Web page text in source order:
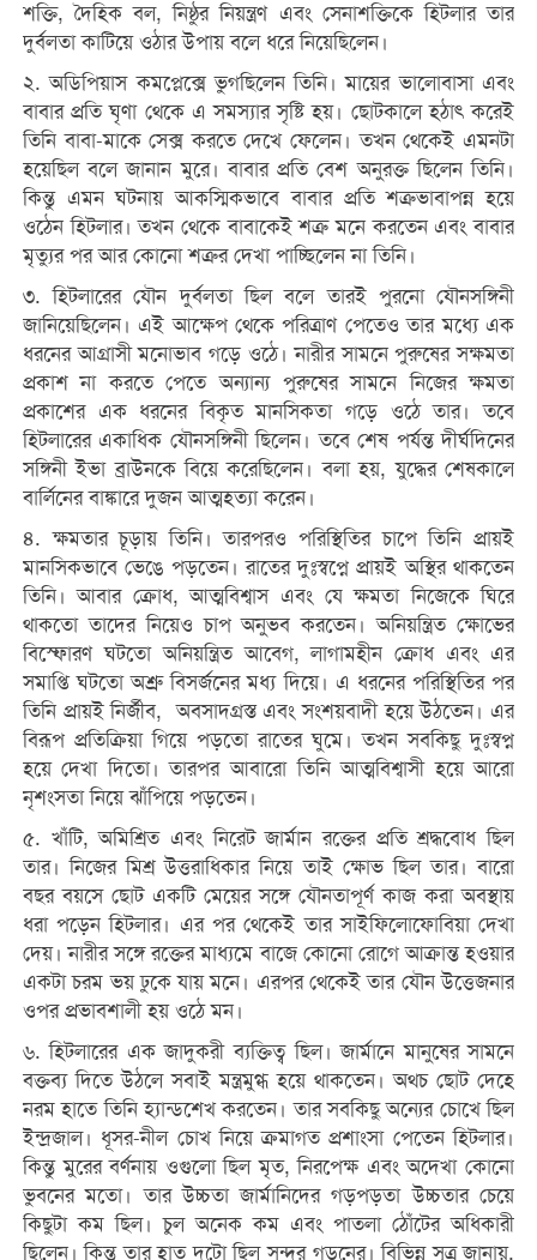
শক্তি, দৈহিক বল, নিষ্ঠুর নিয়ন্ত্রণ এবং সেনাশক্তিকে হিটলার তার
দুর্বলতা কাটিয়ে ওঠার উপায় বলে ধরে নিয়েছিলেন।
২. অডিপিয়াস কমপ্লেক্সে ভুগছিলেন তিনি। মায়ের ভালোবাসা এবং
বাবার প্রতি ঘৃণা থেকে এ সমস্যার সৃষ্টি হয়। ছোটকালে হঠাৎ করেই
তিনি বাবা-মাকে সেক্স করতে দেখে ফেলেন। তখন থেকেই এমনটা
হয়েছিল বলে জানান মুরে। বাবার প্রতি বেশ অনুরক্ত ছিলেন তিনি।
কিন্তু এমন ঘটনায় আকস্মিকভাবে বাবার প্রতি শত্রুভাবাপন্ন হয়ে
ওঠেন হিটলার। তখন থেকে বাবাকেই শত্রু মনে করতেন এবং বাবার
মৃত্যুর পর আর কোনো শত্রুর দেখা পাচ্ছিলেন না তিনি।
৩. হিটলারের যৌন দুর্বলতা ছিল বলে তারই পুরনো যৌনসঙ্গিনী
জানিয়েছিলেন। এই আক্ষেপ থেকে পরিত্রাণ পেতেও তার মধ্যে এক
ধরনের আগ্রাসী মনোভাব গড়ে ওঠে। নারীর সামনে পুরুষের সক্ষমতা
প্রকাশ না করতে পেতে অন্যান্য পুরুষের সামনে নিজের ক্ষমতা
প্রকাশের এক ধরনের বিকৃত মানসিকতা গড়ে ওঠে তার। তবে
হিটলারের একাধিক যৌনসঙ্গিনী ছিলেন। তবে শেষ পর্যন্ত দীর্ঘদিনের
সঙ্গিনী ইভা ব্রাউনকে বিয়ে করেছিলেন। বলা হয়, যুদ্ধের শেষকালে
বার্লিনের বাঙ্কারে দুজন আত্মহত্যা করেন।
৪. ক্ষমতার চূড়ায় তিনি। তারপরও পরিস্থিতির চাপে তিনি প্রায়ই
মানসিকভাবে ভেঙে পড়তেন। রাতের দুঃস্বপ্নে প্রায়ই অস্থির থাকতেন
তিনি। আবার ক্রোধ, আত্মবিশ্বাস এবং যে ক্ষমতা নিজেকে ঘিরে
থাকতো তাদের নিয়েও চাপ অনুভব করতেন। অনিয়ন্ত্রিত ক্ষোভের
বিস্ফোরণ ঘটতো অনিয়ন্ত্রিত আবেগ, লাগামহীন ক্রোধ এবং এর
সমাপ্তি ঘটতো অশ্রু বিসর্জনের মধ্য দিয়ে। এ ধরনের পরিস্থিতির পর
তিনি প্রায়ই নির্জীব, অবসাদগ্রস্ত এবং সংশয়বাদী হয়ে উঠতেন। এর
বিরূপ প্রতিক্রিয়া গিয়ে পড়তো রাতের ঘুমে। তখন সবকিছু দুঃস্বপ্ন
হয়ে দেখা দিতো। তারপর আবারো তিনি আত্মবিশ্বাসী হয়ে আরো
নৃশংসতা নিয়ে ঝাঁপিয়ে পড়তেন।
৫. খাঁটি, অমিশ্রিত এবং নিরেট জার্মান রক্তের প্রতি শ্রদ্ধবোধ ছিল
তার। নিজের মিশ্র উত্তরাধিকার নিয়ে তাই ক্ষোভ ছিল তার। বারো
বছর বয়সে ছোট একটি মেয়ের সঙ্গে যৌনতাপূর্ণ কাজ করা অবস্থায়
ধরা পড়েন হিটলার। এর পর থেকেই তার সাইফিলোফোবিয়া দেখা
দেয়। নারীর সঙ্গে রক্তের মাধ্যমে বাজে কোনো রোগে আক্রান্ত হওয়ার
একটা চরম ভয় ঢুকে যায় মনে। এরপর থেকেই তার যৌন উত্তেজনার
ওপর প্রভাবশালী হয় ওঠে মন।
৬. হিটলারের এক জাদুকরী ব্যক্তিত্ব ছিল। জার্মানে মানুষের সামনে
বক্তব্য দিতে উঠলে সবাই মন্ত্রমুগ্ধ হয়ে থাকতেন। অথচ ছোট দেহে
নরম হাতে তিনি হ্যান্ডশেখ করতেন। তার সবকিছু অন্যের চোখে ছিল
ইন্দ্রজাল। ধূসর-নীল চোখ নিয়ে ক্রমাগত প্রশাংসা পেতেন হিটলার।
কিন্তু মুরের বর্ণনায় ওগুলো ছিল মৃত, নিরপেক্ষ এবং অদেখা কোনো
ভুবনের মতো। তার উচ্চতা জার্মানিদের গড়পড়তা উচ্চতার চেয়ে
কিছুটা কম ছিল। চুল অনেক কম এবং পাতলা ঠোঁটের অধিকারী
ছিলেন। কিন্তু তার হাত দুটো ছিল সুন্দর গড়নের। বিভিন্ন সূত্র জানায়,